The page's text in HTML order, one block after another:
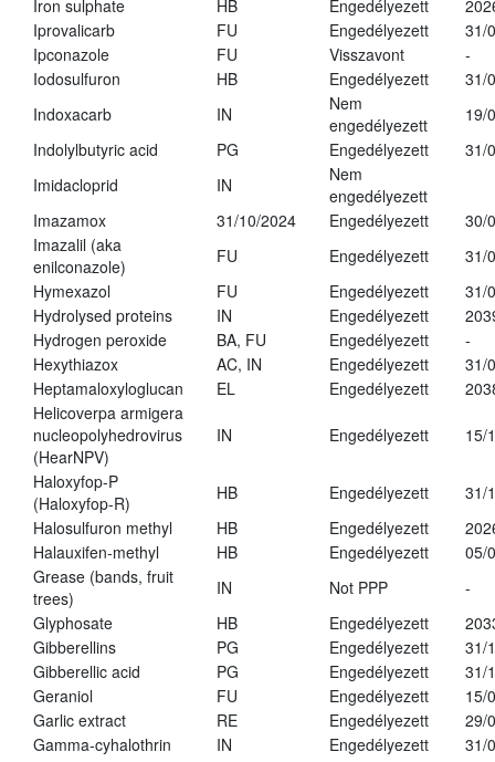
Iron sulphate HB Engedélyezett
Iprovalicarb
FU Engedélyezett
31/
Ipconazole
FU Visszavont
-
Iodosulfuron
HB Engedélyezett
31/
Indoxacarb
IN
Nem
engedélyezett
19/
Indolylbutyric acid
PG Engedélyezett
31/
Imidacloprid
IN
Nem
engedélyezett
Imazamox
31/10/2024 Engedélyezett
30/
Imazalil (aka
enilconazole)
FU Engedélyezett
31/
Hymexazol
FU Engedélyezett
31/
Hydrolysed proteins
IN Engedélyezett
Hydrogen peroxide
BA, FU Engedélyezett
-
Hexythiazox
AC, IN Engedélyezett
31/
Heptamaloxyloglucan
EL Engedélyezett
Helicoverpa armigera
nucleopolyhedrovirus
(HearNPV)
IN Engedélyezett 15/
Haloxyfop-P
(Haloxyfop-R)
HB Engedélyezett
31/
Halosulfuron methyl
HB Engedélyezett
Halauxifen-methyl
HB Engedélyezett
05/
Grease (bands, fruit
trees)
IN Not PPP
-
Glyphosate
HB Engedélyezett
Gibberellins
PG Engedélyezett
31/
Gibberellic acid
PG Engedélyezett
31/
Geraniol
FU Engedélyezett
15/
Garlic extract
RE Engedélyezett
29/
Gamma-cyhalothrin
IN Engedélyezett
31/